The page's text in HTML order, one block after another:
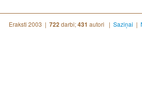
Eraksti 2003 | 722 darbi;431 autori | Saziņai |